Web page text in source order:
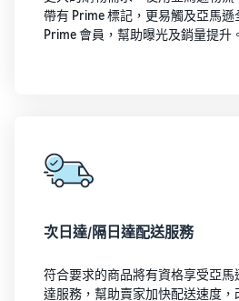
帶有 Prime 標記，更易觸及亞馬
Prime 會員，幫助曝光及銷量提升。
次日達/隔日達配送服務
符合要求的商品將有資格享受亞馬
達服務，幫助賣家加快配送速度